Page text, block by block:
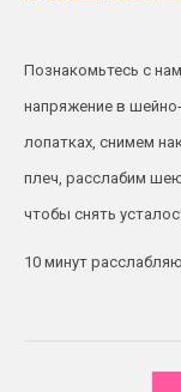
Познакомьтесь с
напряжение в
лопатках, снимем
плеч, расслабим
чтобы снять
10 минут